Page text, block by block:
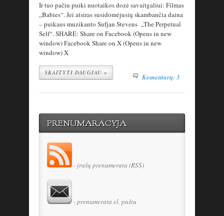
Ir tuo pačiu puiki nuotaikos dozė savaitgaliui: Filmas
„Babies“. Jei atsiras susidomėjusių skambančia daina
– puikaus muzikanto Sufjan Stevens „The Perpetual
Self“. SHARE: Share on Facebook (Opens in new
window) Facebook Share on X (Opens in new
window) X
SKAITYTI DAUGIAU » Komentarų: 3
PRENUMARACYJA
- įrašų prenumerata (RSS)
- prenumerata el. paštu